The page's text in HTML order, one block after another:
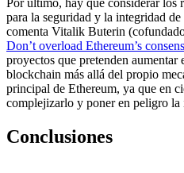
Por último, hay que considerar los
para la seguridad y la integridad
comenta Vitalik Buterin
Don’t overload Ethereum’s
proyectos que pretenden aumentar
blockchain más allá del propio
principal de Ethereum, ya que en
complejizarlo y poner en peligro la
Conclusiones